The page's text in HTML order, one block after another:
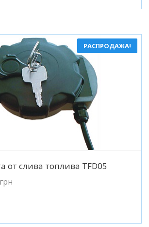
РАСПРОДАЖА!
Подробнее
от слива топлива TFD05
грн